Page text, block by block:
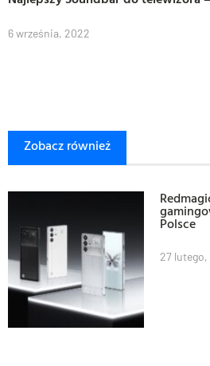
6 września, 2022
Zobacz również
Polsce
27